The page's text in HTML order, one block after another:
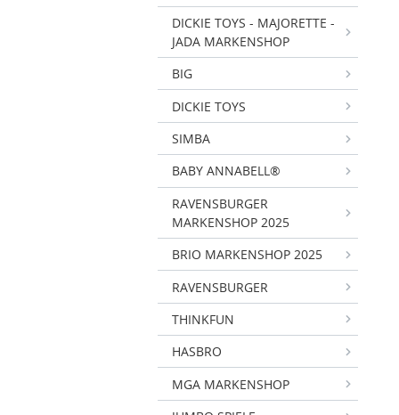
DICKIE TOYS - MAJORETTE -
JADA MARKENSHOP
BIG
DICKIE TOYS
SIMBA
BABY ANNABELL®
RAVENSBURGER
MARKENSHOP 2025
BRIO MARKENSHOP 2025
RAVENSBURGER
THINKFUN
HASBRO
MGA MARKENSHOP